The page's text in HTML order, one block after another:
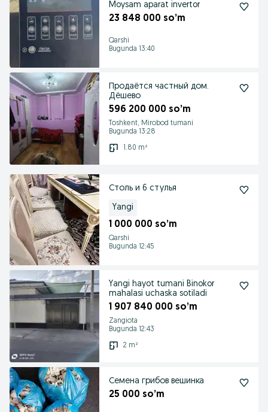
Moysam aparat invertor
23 848 000 so’m
Qarshi
Bugunda 13:40
Продаётся частный дом.
Дёшево
596 200 000 so’m
Toshkent, Mirobod tumani
Bugunda 13:28
1.80 m²
Столь и 6 стулья
Yangi
1 000 000 so’m
Qarshi
Bugunda 12:45
Yangi hayot tumani Binokor
mahalasi uchaska sotiladi
1 907 840 000 so’m
Zangiota
Bugunda 12:43
2 m²
Семена грибов вешинка
25 000 so’m